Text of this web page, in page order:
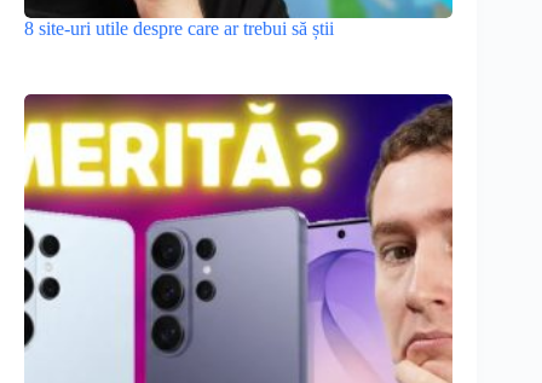
8 site-uri utile despre care ar trebui să știi